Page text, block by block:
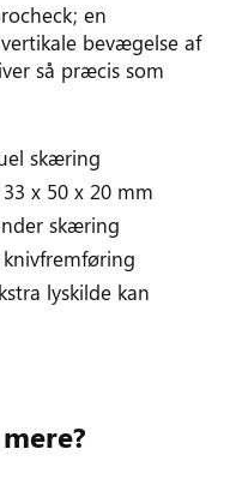
en
bevægelse af
så præcis som
skæring
x 50 x 20 mm
skæring
lyskilde kan